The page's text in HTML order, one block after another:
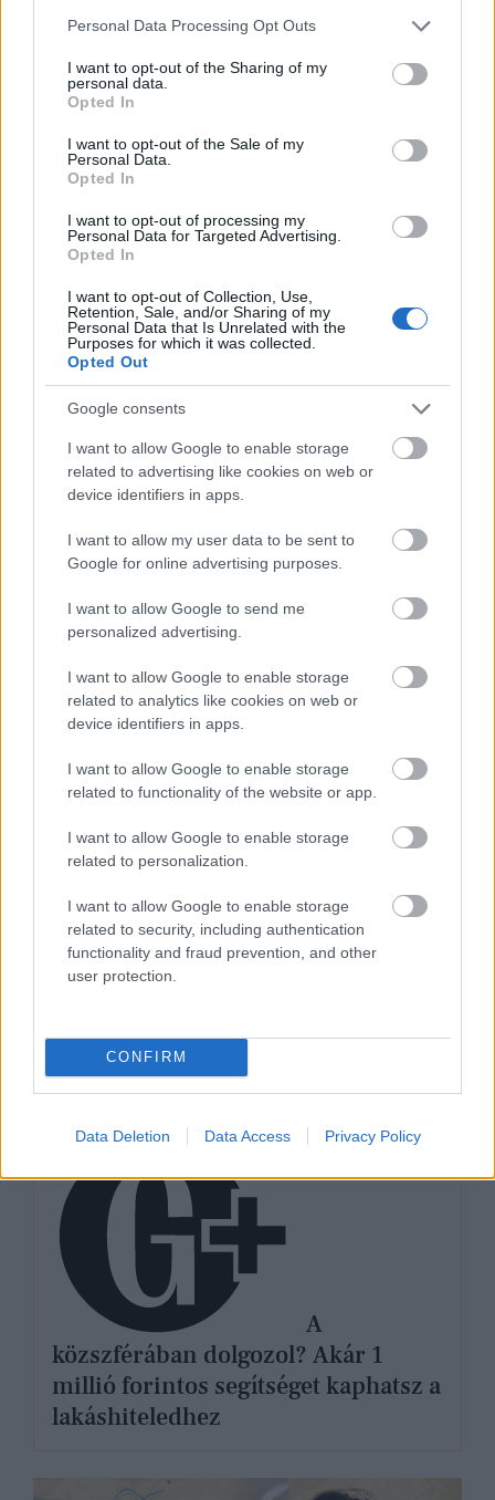
Please note that this website/app uses one or more Google
not limited to your visit or usage behaviour. You may click to
grant or deny consent to Google and its third-party tags to
use your data for below specified purposes in below Google
consent section.
Personal Data Processing Opt Outs
I want to opt-out of the Sharing of my
personal data.
Opted In
I want to opt-out of the Sale of my
Personal Data.
Opted In
I want to opt-out of processing my
Personal Data for Targeted Advertising.
Opted In
I want to opt-out of Collection, Use,
Retention, Sale, and/or Sharing of my
Personal Data that Is Unrelated with the
Purposes for which it was collected.
Opted Out
Google consents
I want to allow Google to enable storage
related to advertising like cookies on web or
device identifiers in apps.
I want to allow my user data to be sent to
Google for online advertising purposes.
I want to allow Google to send me
personalized advertising.
I want to allow Google to enable storage
related to analytics like cookies on web or
device identifiers in apps.
I want to allow Google to enable storage
related to functionality of the website or app.
I want to allow Google to enable storage
related to personalization.
I want to allow Google to enable storage
related to security, including authentication
functionality and fraud prevention, and other
user protection.
CONFIRM
Data Deletion Data Access Privacy Policy
és mikor lép életbe?
ÉLETMÓD
Akkor is
tudsz jól gazdálkodni a pénzzel, ha
nem voltál kitűnő matekból
ÉLETMÓD
közszférában dolgozol? Akár 1
millió forintos segítséget kaphatsz a
lakáshiteledhez